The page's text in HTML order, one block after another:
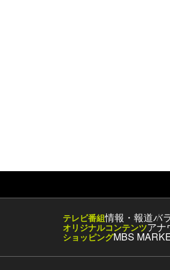
テレビ番組情報・報道バ
オリジナルコンテンツアナ
ショッピングMBS